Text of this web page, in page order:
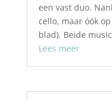
een vast duo.
cello, maar óók
blad). Beide
Lees meer